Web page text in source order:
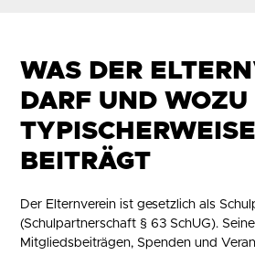
WAS DER
DARF UND WOZU
TYPISCHERWEISE
BEITRÄGT
Der Elternverein ist gesetzlich als
(Schulpartnerschaft § 63 SchUG).
Mitgliedsbeiträgen, Spenden und